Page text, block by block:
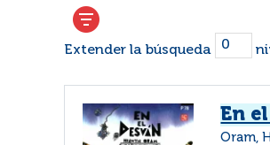
Extender la búsqueda
En
Oram,